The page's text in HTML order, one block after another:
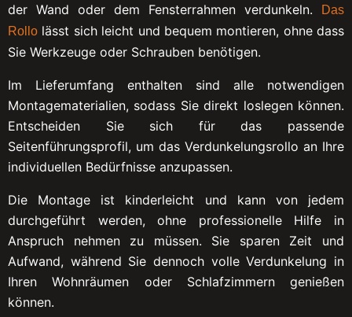
der Wand oder dem Fensterrahmen verdunkeln.
Das
Rollo lässt sich leicht und bequem montieren, ohne dass
Sie Werkzeuge oder Schrauben benötigen.
Im Lieferumfang enthalten sind alle notwendigen
Montagematerialien, sodass Sie direkt loslegen können.
Entscheiden Sie sich für das passende
Seitenführungsprofil, um das Verdunkelungsrollo an Ihre
individuellen Bedürfnisse anzupassen.
Die Montage ist kinderleicht und kann von jedem
durchgeführt werden, ohne professionelle Hilfe in
Anspruch nehmen zu müssen. Sie sparen Zeit und
Aufwand, während Sie dennoch volle Verdunkelung in
Ihren Wohnräumen oder Schlafzimmern genießen
können.